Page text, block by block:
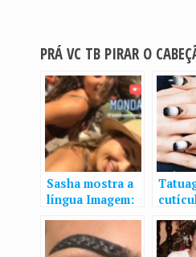
PRÁ VC TB PIRAR O
Sasha mostra a
língua Imagem:
tagram